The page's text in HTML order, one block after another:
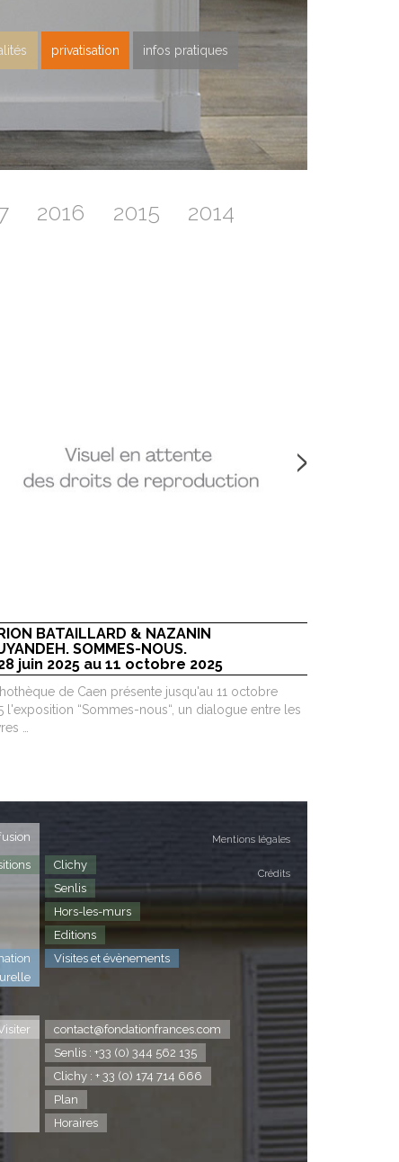
privatisation infos pratiques
2016 2015
2014
BATAILLARD & NAZANIN
SOMMES-NOUS.
juin 2025 au 11 octobre 2025
de Caen présente jusqu'au 11 octobre
l'exposition “Sommes-nous“, un dialogue entre les
…
Mentions légales
Crédits
Clichy
Senlis
Hors-les-murs
Editions
Visites et évènements
contact@fondationfrances.com
Senlis : +33 (0) 344 562 135
Clichy : + 33 (0) 174 714 666
Plan
Horaires